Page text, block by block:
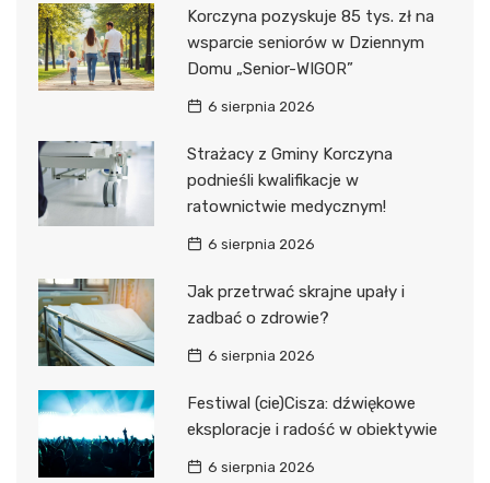
Korczyna pozyskuje 85 tys. zł na
wsparcie seniorów w Dziennym
Domu „Senior-WIGOR”
6 sierpnia 2026
Strażacy z Gminy Korczyna
podnieśli kwalifikacje w
ratownictwie medycznym!
6 sierpnia 2026
Jak przetrwać skrajne upały i
zadbać o zdrowie?
6 sierpnia 2026
Festiwal (cie)Cisza: dźwiękowe
eksploracje i radość w obiektywie
6 sierpnia 2026